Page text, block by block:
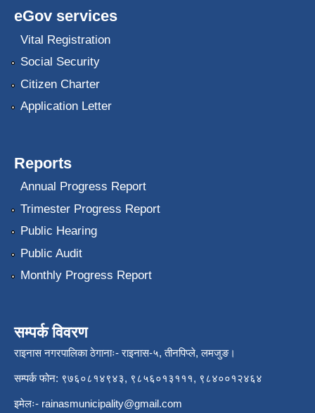
eGov services
Vital Registration
Social Security
Citizen Charter
Application Letter
Reports
Annual Progress Report
Trimester Progress Report
Public Hearing
Public Audit
Monthly Progress Report
सम्पर्क विवरण
राइनास नगरपालिका ठेगानाः- राइनास-५, तीनपिप्ले, लमजुङ।
सम्पर्क फोन: ९७६०८१४९४३, ९८५६०१३१११, ९८४००१२४६४
इमेलः- rainasmunicipality@gmail.com